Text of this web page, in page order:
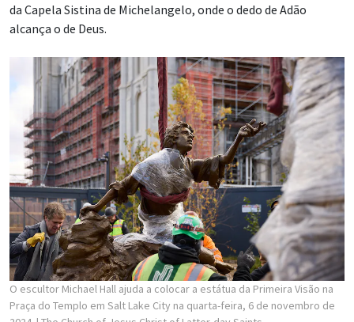
da Capela Sistina de Michelangelo, onde o dedo de Adão
alcança o de Deus.
O escultor Michael Hall ajuda a colocar a estátua da Primeira Visão na
Praça do Templo em Salt Lake City na quarta-feira, 6 de novembro de